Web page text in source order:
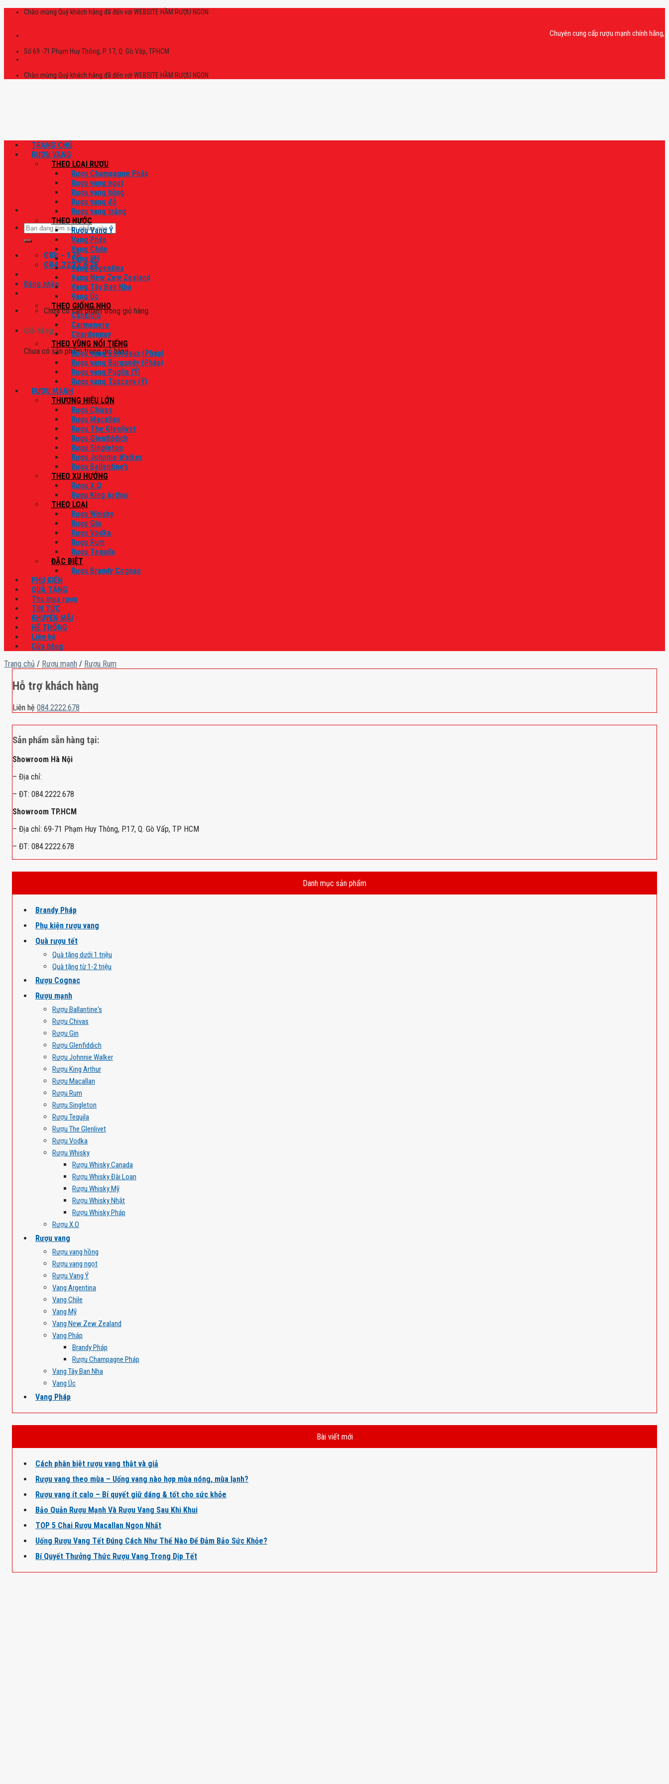
Skip
Chào mừng Quý khách hàng đã đến với WEBSITE HẦM RƯỢU NGON
Chuyên cung cấp rượu mạnh chính hãng,
Số 69 -71 Phạm Huy Thông, P. 17, Q. Gò Vấp, TPHCM
Chào mừng Quý khách hàng đã đến với WEBSITE HẦM RƯỢU NGON
Tìm
kiếm:
08h - 17h
084.2222.678
Đăng nhập
Chưa có sản phẩm trong giỏ hàng.
Giỏ hàng
Chưa có sản phẩm trong giỏ hàng.
TRANG CHỦ
RƯỢU VANG
THEO LOẠI RƯỢU
Rượu Champagne Pháp
Rượu vang ngọt
Rượu vang hồng
Rượu vang đỏ
Rượu vang trắng
THEO NƯỚC
Rượu Vang Ý
Vang Pháp
Vang Chile
Vang Mỹ
Vang Argentina
Vang New Zew Zealand
Vang Tây Ban Nha
Vang Úc
THEO GIỐNG NHO
Canaiolo
Carmenere
Chardonnay
THEO VÙNG NỔI TIẾNG
Rượu vang Bordeaux (Pháp)
Rượu vang Burgundy (Pháp)
Rượu vang Puglia (Ý)
Rượu vang Tuscany (Ý)
RƯỢU MẠNH
THƯƠNG HIỆU LỚN
Rượu Chivas
Rượu Macallan
Rượu The Glenlivet
Rượu Glenfiddich
Rượu Singleton
Rượu Johnnie Walker
Rượu Ballantine’s
THEO XU HƯỚNG
Rượu X.O
Rượu King Arthur
THEO LOẠI
Rượu Whisky
Rượu Gin
Rượu Vodka
Rượu Rum
Rượu Tequila
ĐẶC BIỆT
Rượu Brandy Cognac
PHỤ KIỆN
QUÀ TẶNG
Thu mua rượu
TIN TỨC
KHUYẾN MÃI
HỆ THỐNG
Liên hệ
Cửa hàng
Trang chủ / Rượu mạnh / Rượu Rum
Hỗ trợ khách hàng
Liên hệ 084.2222.678
Sản phẩm sẵn hàng tại:
Showroom Hà Nội
– Địa chỉ:
– ĐT: 084.2222.678
Showroom TP.HCM
– Địa chỉ: 69-71 Phạm Huy Thông, P.17, Q. Gò Vấp, TP HCM
– ĐT: 084.2222.678
Danh mục sản phẩm
Brandy Pháp
Phụ kiện rượu vang
Quà rượu tết
Quà tặng dưới 1 triệu
Quà tặng từ 1-2 triệu
Rượu Cognac
Rượu mạnh
Rượu Ballantine's
Rượu Chivas
Rượu Gin
Rượu Glenfiddich
Rượu Johnnie Walker
Rượu King Arthur
Rượu Macallan
Rượu Rum
Rượu Singleton
Rượu Tequila
Rượu The Glenlivet
Rượu Vodka
Rượu Whisky
Rượu Whisky Canada
Rượu Whisky Đài Loan
Rượu Whisky Mỹ
Rượu Whisky Nhật
Rượu Whisky Pháp
Rượu X.O
Rượu vang
Rượu vang hồng
Rượu vang ngọt
Rượu Vang Ý
Vang Argentina
Vang Chile
Vang Mỹ
Vang New Zew Zealand
Vang Pháp
Brandy Pháp
Rượu Champagne Pháp
Vang Tây Ban Nha
Vang Úc
Vang Pháp
Bài viết mới
Cách phân biệt rượu vang thật và giả
Rượu vang theo mùa – Uống vang nào hợp mùa nóng, mùa lạnh?
Rượu vang ít calo – Bí quyết giữ dáng & tốt cho sức khỏe
Bảo Quản Rượu Mạnh Và Rượu Vang Sau Khi Khui
TOP 5 Chai Rượu Macallan Ngon Nhất
Uống Rượu Vang Tết Đúng Cách Như Thế Nào Để Đảm Bảo Sức Khỏe?
Bí Quyết Thưởng Thức Rượu Vang Trong Dịp Tết